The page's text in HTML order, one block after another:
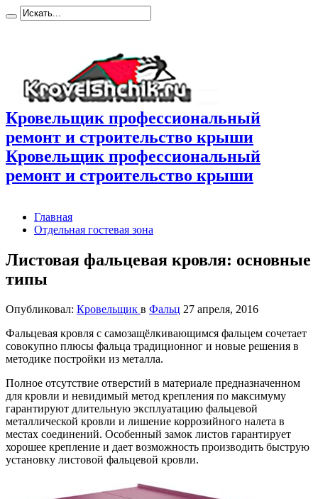
Кровельщик профессиональный
ремонт и строительство крыши
Кровельщик профессиональный
ремонт и строительство крыши
Главная
Отдельная гостевая зона
Листовая фальцевая кровля: основные
типы
Опубликовал: Кровельщик в Фальц 27 апреля, 2016
Фальцевая кровля с самозащёлкивающимся фальцем сочетает
совокупно плюсы фальца традиционног и новые решения в
методике постройки из металла.
Полное отсутствие отверстий в материале предназначенном
для кровли и невидимый метод крепления по максимуму
гарантируют длительную эксплуатацию фальцевой
металлической кровли и лишение коррозийного налета в
местах соединений. Особенный замок листов гарантирует
хорошее крепление и дает возможность производить быструю
установку листовой фальцевой кровли.